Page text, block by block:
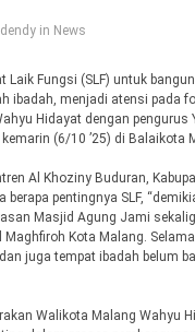
dendyin News
Fungsi (SLF) untuk
ibadah, menjadi atensi pada
Hidayat dengan pengurus
(6/10 ’25) di Balaikota
Al Khoziny Buduran,
berapa pentingnya SLF,
Masjid Agung Jami
Maghfiroh Kota Malang.
juga tempat ibadah belum
Walikota Malang Wahyu